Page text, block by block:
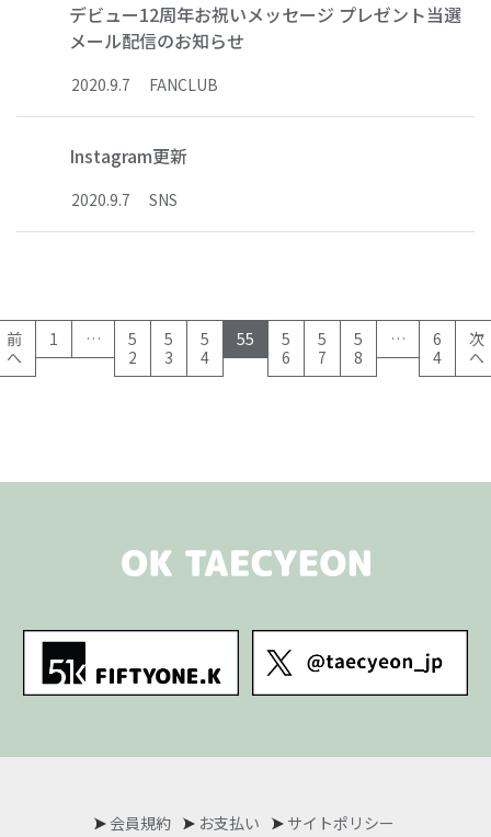
デビュー12周年お祝いメッセージ プレゼント当選
メール配信のお知らせ
2020.9.7 FANCLUB
Instagram更新
2020.9.7 SNS
前
へ
1 …
5
2
5
3
5
4
55 (current)
5
6
5
7
5
8
…
6
4
次
へ
会員規約 お支払い サイトポリシー